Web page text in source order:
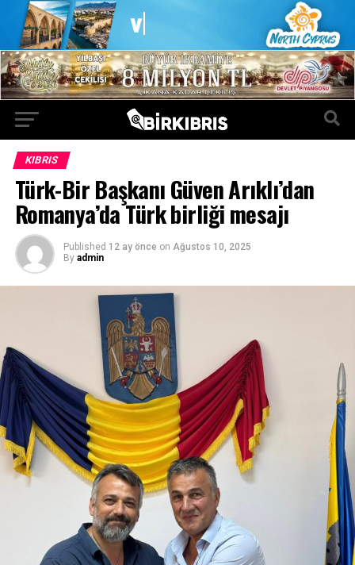
KIBRIS
Türk-Bir Başkanı Güven Arıklı’dan
Romanya’da Türk birliği mesajı
Published 12 ay önce on Ağustos 10, 2025
By admin